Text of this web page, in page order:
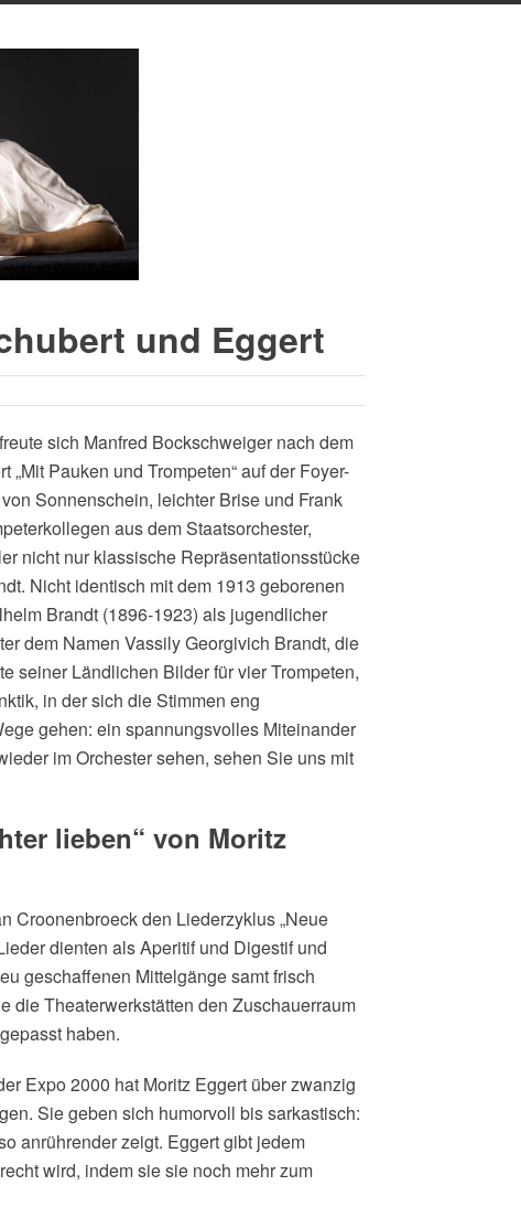
und Eggert
sich Manfred Bockschweiger nach dem
Pauken und Trompeten“ auf der Foyer-
Sonnenschein, leichter Brise und Frank
aus dem Staatsorchester,
nicht nur klassische Repräsentationsstücke
Nicht identisch mit dem 1913 geborenen
Brandt (1896-1923) als jugendlicher
dem Namen Vassily Georgivich Brandt, die
seiner Ländlichen Bilder für vier Trompeten,
in der sich die Stimmen eng
gehen: ein spannungsvolles Miteinander
im Orchester sehen, sehen Sie uns mit
lieben“ von Moritz
Croonenbroeck den Liederzyklus „Neue
dienten als Aperitif und Digestif und
geschaffenen Mittelgänge samt frisch
die Theaterwerkstätten den Zuschauerraum
haben.
Expo 2000 hat Moritz Eggert über zwanzig
Sie geben sich humorvoll bis sarkastisch:
anrührender zeigt. Eggert gibt jedem
wird, indem sie sie noch mehr zum